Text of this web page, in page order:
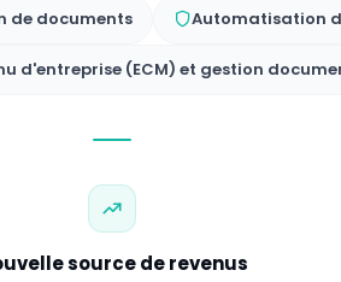
de documents Automatisation
d'entreprise (ECM) et gestion
source de revenus